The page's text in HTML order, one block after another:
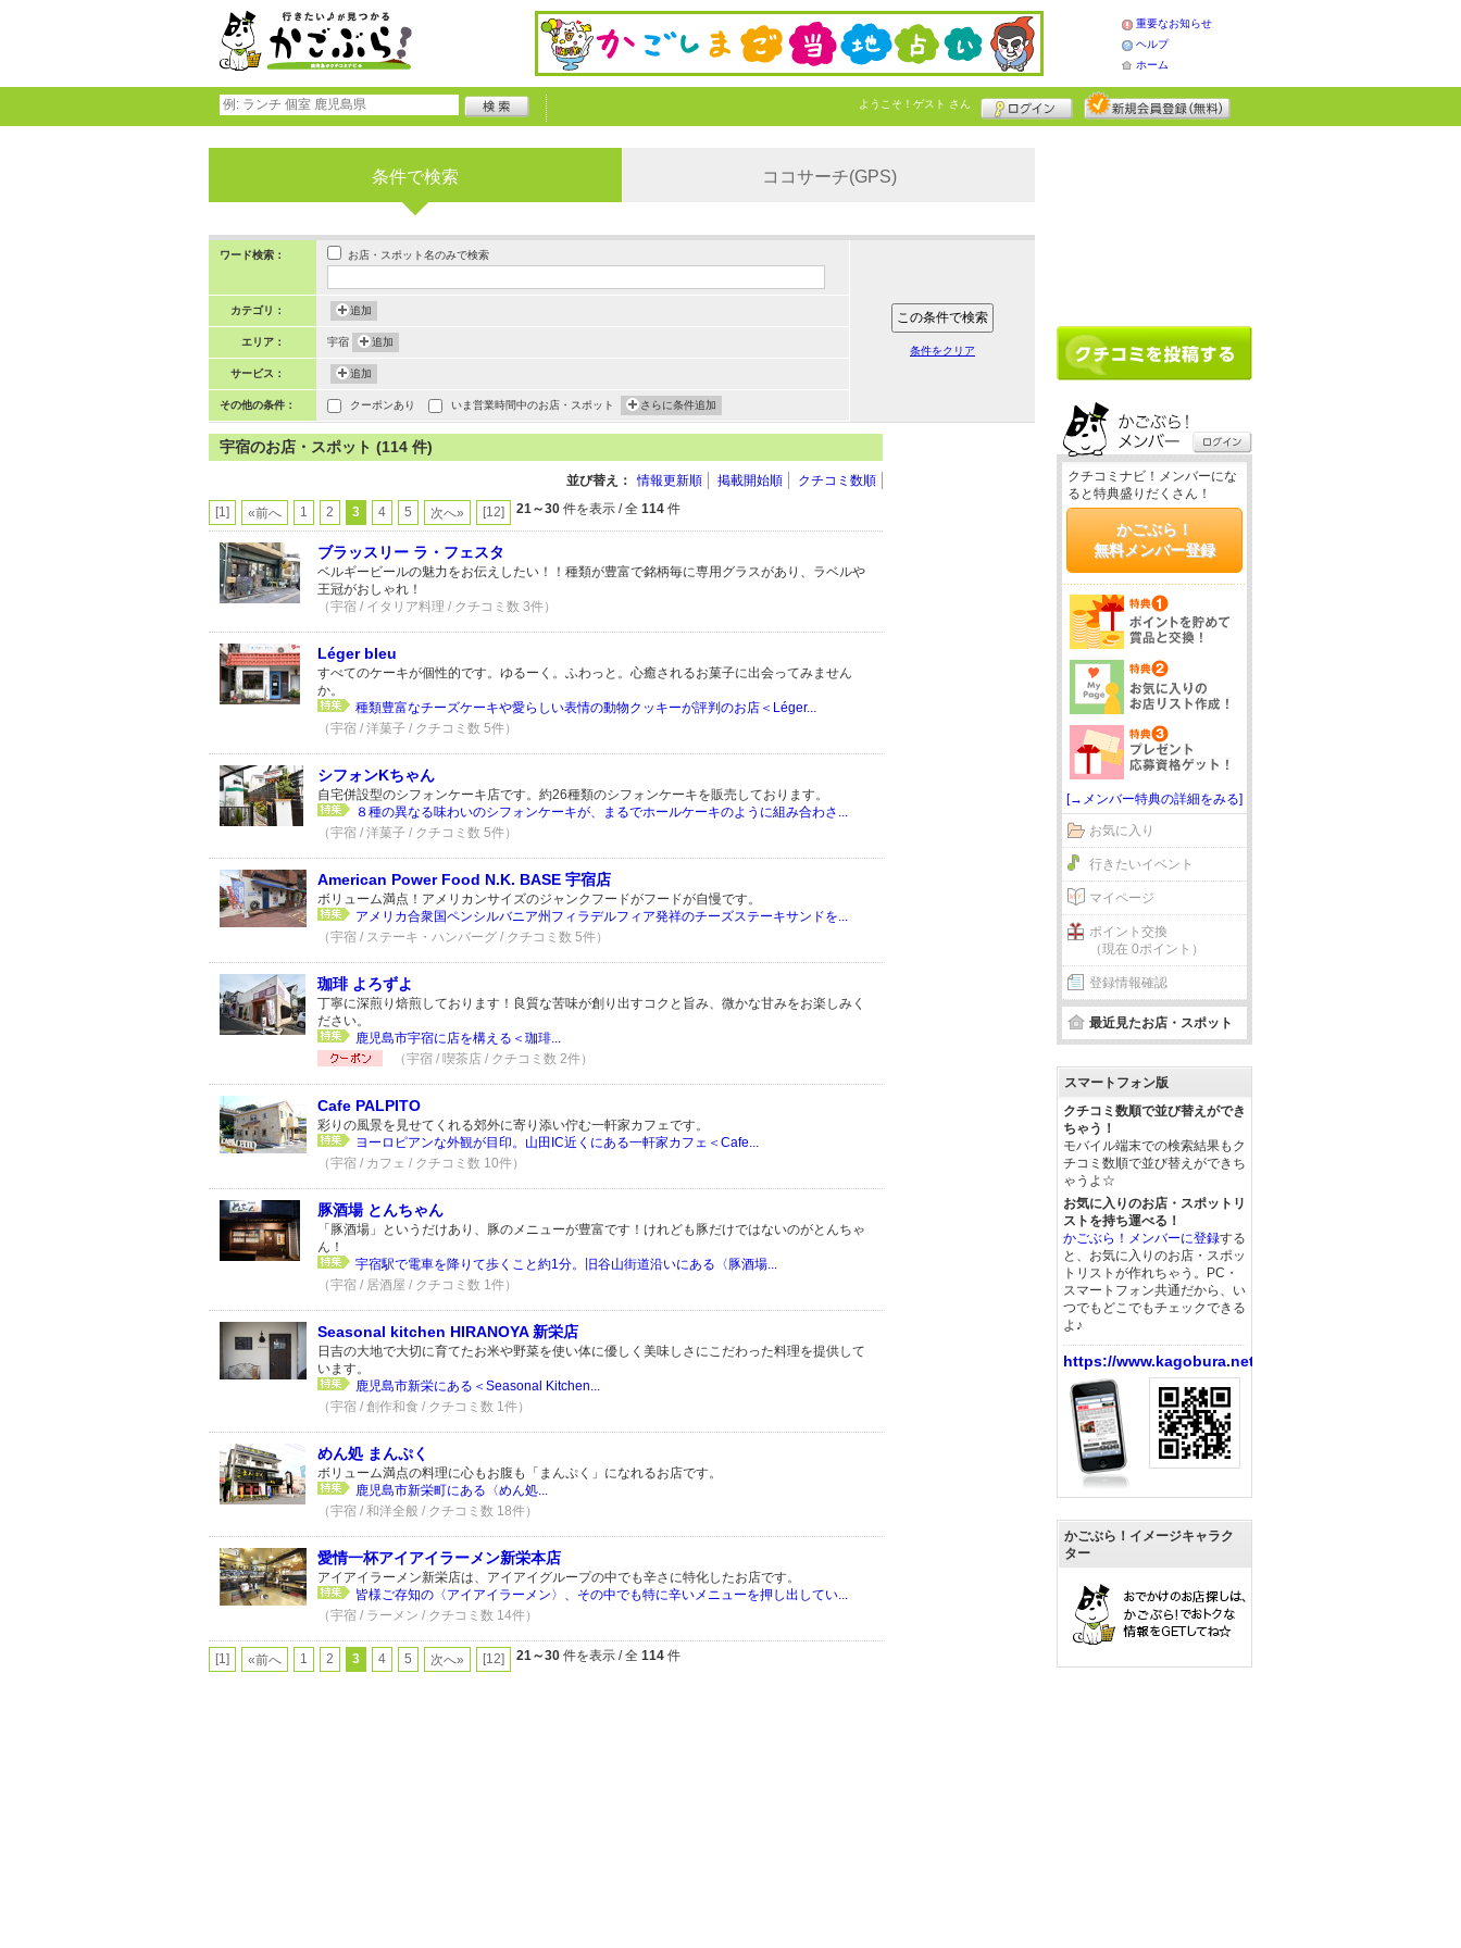
重要なお知らせ
ヘルプ
ホーム
ようこそ！ ゲスト さん
条件で検索 ココサーチ(GPS)
ワード検索： お店・スポット名のみで検索
カテゴリ： 追加
エリア： 宇宿 追加
サービス： 追加
その他の条件： クーポンあり いま営業時間中のお店・スポット さらに条件追加
条件をクリア
宇宿のお店・スポット (114 件)
並び替え： 情報更新順 掲載開始順 クチコミ数順
[1] «前へ 1 2 3 4 5 次へ» [12] 21～30 件を表示 / 全 114 件
ブラッスリー ラ・フェスタ
ベルギービールの魅力をお伝えしたい！！種類が豊富で銘柄毎に専用グラスがあり、ラベルや
王冠がおしゃれ！
（宇宿 / イタリア料理 / クチコミ数 3件）
Léger bleu
すべてのケーキが個性的です。ゆるーく。ふわっと。心癒されるお菓子に出会ってみません
か。
種類豊富なチーズケーキや愛らしい表情の動物クッキーが評判のお店＜Léger...
（宇宿 / 洋菓子 / クチコミ数 5件）
シフォンKちゃん
自宅併設型のシフォンケーキ店です。約26種類のシフォンケーキを販売しております。
８種の異なる味わいのシフォンケーキが、まるでホールケーキのように組み合わさ...
（宇宿 / 洋菓子 / クチコミ数 5件）
American Power Food N.K. BASE 宇宿店
ボリューム満点！アメリカンサイズのジャンクフードがフードが自慢です。
アメリカ合衆国ペンシルバニア州フィラデルフィア発祥のチーズステーキサンドを...
（宇宿 / ステーキ・ハンバーグ / クチコミ数 5件）
珈琲 よろずよ
丁寧に深煎り焙煎しております！良質な苦味が創り出すコクと旨み、微かな甘みをお楽しみく
ださい。
鹿児島市宇宿に店を構える＜珈琲...
（宇宿 / 喫茶店 / クチコミ数 2件）
Cafe PALPITO
彩りの風景を見せてくれる郊外に寄り添い佇む一軒家カフェです。
ヨーロピアンな外観が目印。山田IC近くにある一軒家カフェ＜Cafe...
（宇宿 / カフェ / クチコミ数 10件）
豚酒場 とんちゃん
「豚酒場」というだけあり、豚のメニューが豊富です！けれども豚だけではないのがとんちゃ
ん！
宇宿駅で電車を降りて歩くこと約1分。旧谷山街道沿いにある〈豚酒場...
（宇宿 / 居酒屋 / クチコミ数 1件）
Seasonal kitchen HIRANOYA 新栄店
日吉の大地で大切に育てたお米や野菜を使い体に優しく美味しさにこだわった料理を提供して
います。
鹿児島市新栄にある＜Seasonal Kitchen...
（宇宿 / 創作和食 / クチコミ数 1件）
めん処 まんぷく
ボリューム満点の料理に心もお腹も「まんぷく」になれるお店です。
鹿児島市新栄町にある〈めん処...
（宇宿 / 和洋全般 / クチコミ数 18件）
愛情一杯アイアイラーメン新栄本店
アイアイラーメン新栄店は、アイアイグループの中でも辛さに特化したお店です。
皆様ご存知の〈アイアイラーメン〉、その中でも特に辛いメニューを押し出してい...
（宇宿 / ラーメン / クチコミ数 14件）
[1] «前へ 1 2 3 4 5 次へ» [12] 21～30 件を表示 / 全 114 件
クチコミナビ！メンバーにな
ると特典盛りだくさん！
かごぶら！
無料メンバー登録
[→メンバー特典の詳細をみる]
お気に入り
行きたいイベント
マイページ
ポイント交換
（現在 0ポイント）
登録情報確認
最近見たお店・スポット
スマートフォン版
クチコミ数順で並び替えができ
ちゃう！
モバイル端末での検索結果もク
チコミ数順で並び替えができち
ゃうよ☆
お気に入りのお店・スポットリ
ストを持ち運べる！
かごぶら！メンバーに登録する
と、お気に入りのお店・スポッ
トリストが作れちゃう。PC・
スマートフォン共通だから、い
つでもどこでもチェックできる
よ♪
https://www.kagobura.net/
かごぶら！イメージキャラク
ター